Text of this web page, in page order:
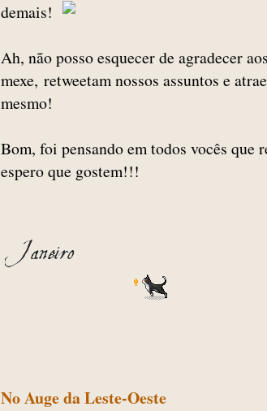
demais!
Ah, não posso esquecer de agradecer
mexe, retweetam nossos assuntos e
mesmo!
Bom, foi pensando em todos vocês que
espero que gostem!!!
No Auge da Leste-Oeste